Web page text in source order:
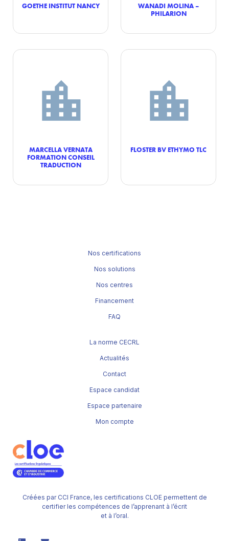
GOETHE INSTITUT NANCY
WANADI MOLINA –
PHILARION
MARCELLA VERNATA
FORMATION CONSEIL
TRADUCTION
FLOSTER BV ETHYMO TLC
Créées par CCI France, les certifications CLOE permettent de
certifier les compétences de l’apprenant à l’écrit
et à l’oral.
Nos certifications
Nos solutions
Nos centres
Financement
FAQ
La norme CECRL
Actualités
Contact
Espace candidat
Espace partenaire
Mon compte